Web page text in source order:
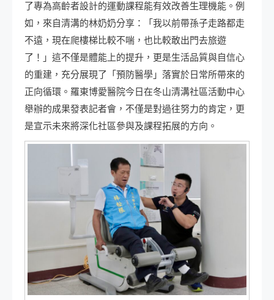
了專為高齡者設計的運動課程能有效改善生理機能。例
如，來自清溝的林奶奶分享：「我以前帶孫子走路都走
不遠，現在爬樓梯比較不喘，也比較敢出門去旅遊
了！」這不僅是體能上的提升，更是生活品質與自信心
的重建，充分展現了「預防醫學」落實於日常所帶來的
正向循環。羅東博愛醫院今日在冬山清溝社區活動中心
舉辦的成果發表記者會，不僅是對過往努力的肯定，更
是宣示未來將深化社區參與及課程拓展的方向。